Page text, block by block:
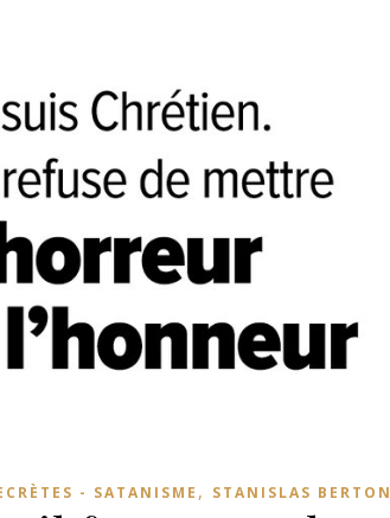
- SATANISME , STANISLAS BERTON